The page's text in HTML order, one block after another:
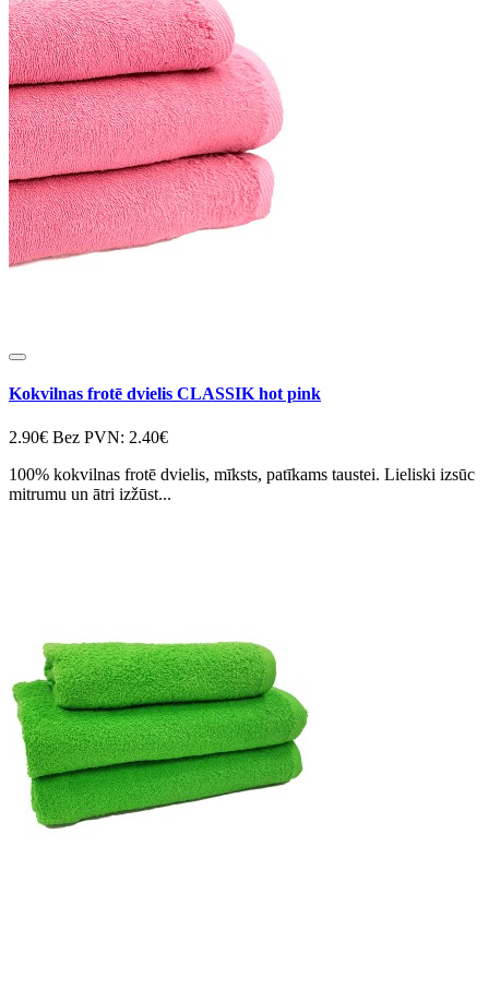
Kokvilnas frotē dvielis CLASSIK hot pink
2.90€ Bez PVN: 2.40€
100% kokvilnas frotē dvielis, mīksts, patīkams taustei. Lieliski izsūc
mitrumu un ātri izžūst...